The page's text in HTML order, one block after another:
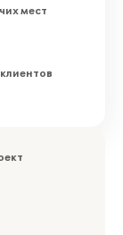
мест